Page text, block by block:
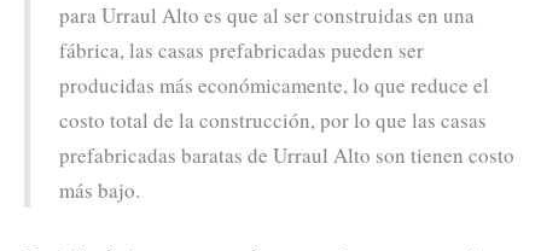
para Urraul Alto es que al ser construidas en una
fábrica, las casas prefabricadas pueden ser
producidas más económicamente, lo que reduce el
costo total de la construcción, por lo que las casas
prefabricadas baratas de Urraul Alto son tienen costo
más bajo.